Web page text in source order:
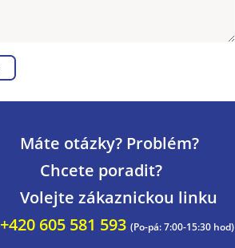
Máte otázky? Problém?
Chcete poradit?
Volejte zákaznickou linku
+420 605 581 593 (Po-pá: 7:00-15:30 hod)